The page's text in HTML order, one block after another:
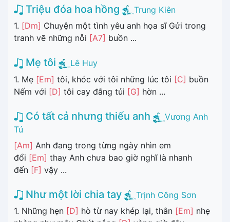
Triệu đóa hoa hồng
Trung Kiên
1. [Dm] Chuyện một tình yêu anh họa sĩ Gửi trong
tranh vẽ những nỗi [A7] buồn ...
Mẹ tôi
Lê Huy
1. Mẹ [Em] tôi, khóc với tôi những lúc tôi [C] buồn
Nếm với [D] tôi cay đắng tủi [G] hờn ...
Có tất cả nhưng thiếu anh
Vương Anh
Tú
[Am] Anh đang trong từng ngày nhìn em
đổi [Em] thay Anh chưa bao giờ nghĩ là nhanh
đến [F] vậy ...
Như một lời chia tay
Trịnh Công Sơn
1. Những hẹn [D] hò từ nay khép lại, thân [Em] nhẹ